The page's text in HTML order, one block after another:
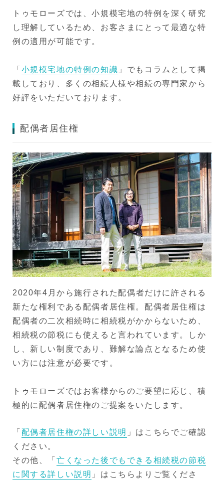
トゥモローズでは、小規模宅地の特例を深く研究
し理解しているため、お客さまにとって最適な特
例の適用が可能です。
「 小規模宅地の特例の知識 」でもコラムとして掲
載しており、多くの相続人様や相続の専門家から
好評をいただいております。
配偶者居住権
2020年4月から施行された配偶者だけに許される
新たな権利である配偶者居住権。配偶者居住権は
配偶者の二次相続時に相続税がかからないため、
相続税の節税にも使えると言われています。しか
し、新しい制度であり、難解な論点となるため使
い方には注意が必要です。
トゥモローズではお客様からのご要望に応じ、積
極的に配偶者居住権のご提案をいたします。
「 配偶者居住権の詳しい説明 」はこちらでご確認
ください。
その他、「 亡くなった後でもできる相続税の節税
に関する詳しい説明 」はこちらよりご覧くださ